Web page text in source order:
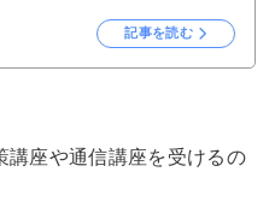
記事を読む
講座や通信講座を受けるの